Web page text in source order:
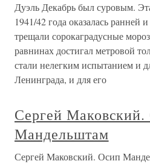
Дуэль Декабрь был суровым.
1941/42 года оказалась ранней
трещали сорокаградусные
равнинах достигал метровой
стали нелегким испытанием и
Ленинграда, и для его
Сергей
Мандельштам
Сергей Маковский. Осип